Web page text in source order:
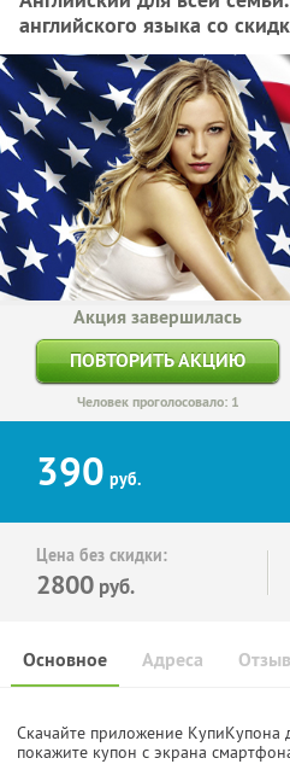
английского языка со
Акция завершилась
ПОВТОРИТЬ АКЦИЮ
Человек проголосовало: 1
390 руб.
Цена без скидки:
2800 руб.
Основное Адреса
Скачайте приложение КупиКупона
покажите купон с экрана